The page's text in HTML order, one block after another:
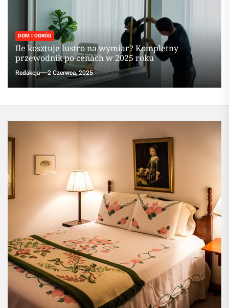
DOM I OGRÓD
Ile kosztuje lustro na wymiar? Kompletny
przewodnik po cenach w 2025 roku
Redakcja 2 Czerwca, 2025